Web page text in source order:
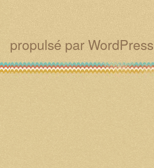
propulsé par WordPress